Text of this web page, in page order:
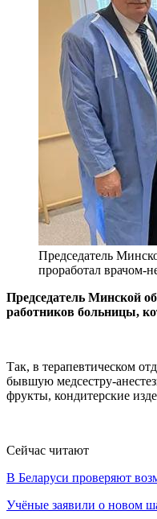
Председатель
проработал врачом-
Председатель Минской
работников больницы,
Так, в терапевтическом
бывшую медсестру-
фрукты, кондитерские
Сейчас читают
В Беларуси проверяют
Учёные заявили о новом